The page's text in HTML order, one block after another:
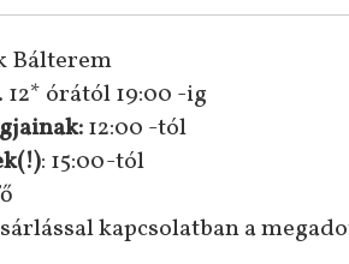
Bálterem
12* órától 19:00 -ig
12:00 -tól
: 15:00-tól
kapcsolatban a